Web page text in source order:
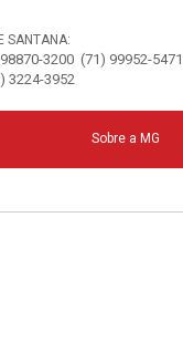
SANTANA:
3200 (71) 99952-5471
3224-3952
Sobre a MG